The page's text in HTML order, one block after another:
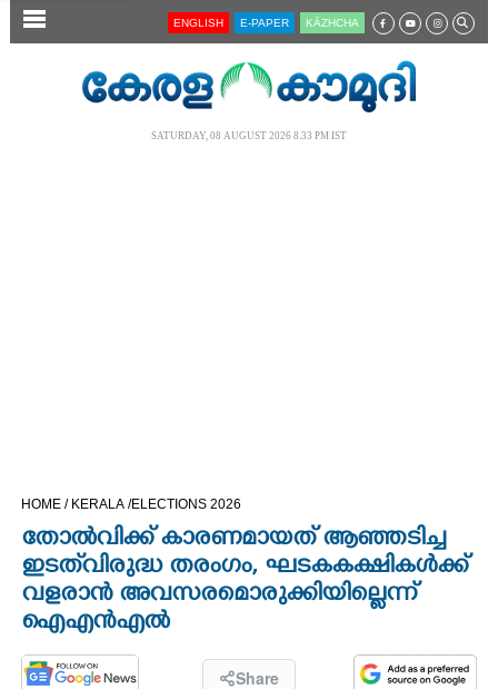
SECTIONS
OPINION
ENGLISH E-PAPER KĀZHCHA
SATURDAY, 08 AUGUST 2026 8.33 PM IST
HOME / KERALA /ELECTIONS 2026
തോൽവിക്ക് കാരണമായത് ആഞ്ഞടിച്ച
ഇടത്‌വിരുദ്ധ തരംഗം, ഘടകകക്ഷികൾക്ക്
വളരാൻ അവസരമൊരുക്കിയില്ലെന്ന്
ഐഎൻഎൽ
Share